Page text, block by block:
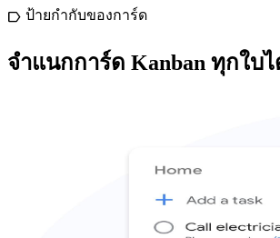
label ป้ายกำกับของการ์ด
จำแนกการ์ด Kanban ทุกใบ